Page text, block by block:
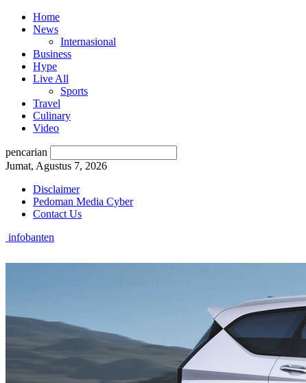
Home
News
Internasional
Business
Hype
Live All
Sports
Travel
Culinary
Video
pencarian
Jumat, Agustus 7, 2026
Disclaimer
Pedoman Media Cyber
Contact Us
infobanten